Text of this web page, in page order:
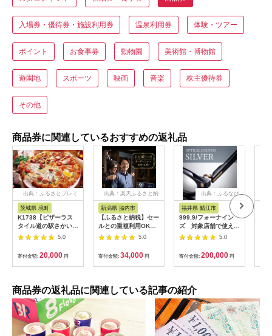
入場券・優待券・施設利用券 温泉利用券 体験・ツアー
ポイント お食事券 動物園 美術館・博物館
遊園地 スポーツ 映画 音楽 株主優待券
その他
商品券に関連しているおすすめの返礼品
出典：ふるさとプレミ
アム
茨城県 境町
K1738【ピザーラス
タイル道の駅さかい店
限定】ピザーラ利用券
(6,000円相当)
5.0
寄付金額: 20,000 円
出典：楽天ふるさと納
税
新潟県 胎内市
【ふるさと納税】セー
ルとの重複利用OK
10,000円相当オーダ
ーシャツお仕立券【ビ
ッグヴィジョン】
5.0
寄付金額: 34,000 円
出典：ふるなび
福井県 鯖江市
999.9/フォーナイン
ズ 対象店舗で使える
眼鏡引換券（6万円相
当）Silver np m [N-
5.0
寄付金額: 200,000 円
商品券の返礼品に関連している記事の紹介